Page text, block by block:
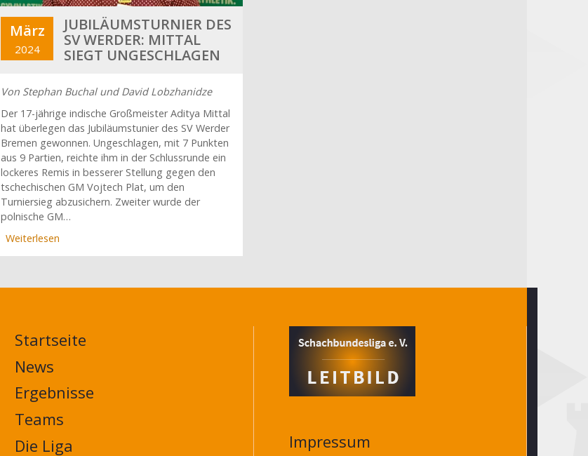
März
2024
JUBILÄUMSTURNIER DES
SV WERDER: MITTAL
SIEGT UNGESCHLAGEN
Von Stephan Buchal und David Lobzhanidze
Der 17-jährige indische Großmeister Aditya Mittal
hat überlegen das Jubiläumstunier des SV Werder
Bremen gewonnen. Ungeschlagen, mit 7 Punkten
aus 9 Partien, reichte ihm in der Schlussrunde ein
lockeres Remis in besserer Stellung gegen den
tschechischen GM Vojtech Plat, um den
Turniersieg abzusichern. Zweiter wurde der
polnische GM…
Weiterlesen
ungeschlagen
MAIN
NAVIGATION
FOOTER
Startseite
News
Ergebnisse
Teams
Die Liga
Impressum